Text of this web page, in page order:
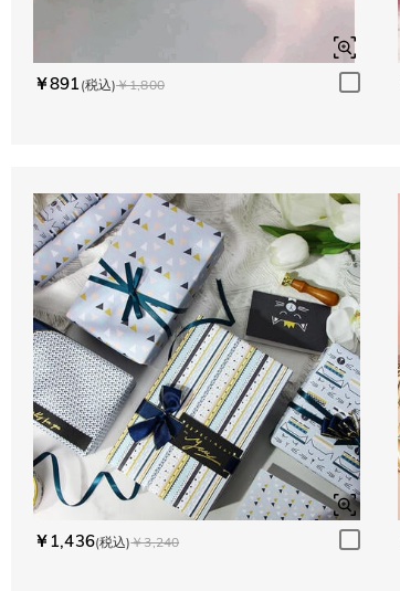
￥891 (税込)￥1,800
￥1,436(税込)￥3,240